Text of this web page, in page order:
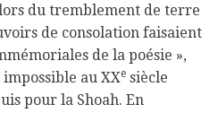
du tremblement de terre
de consolation faisaient
de la poésie »,
au XXe siècle
pour la Shoah. En